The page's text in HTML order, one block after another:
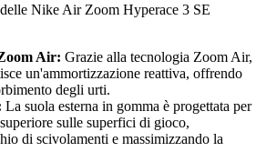
Nike Air Zoom Hyperace 3 SE
Air: Grazie alla tecnologia Zoom Air,
un'ammortizzazione reattiva, offrendo
degli urti.
La suola esterna in gomma è progettata per
sulle superfici di gioco,
di scivolamenti e massimizzando la